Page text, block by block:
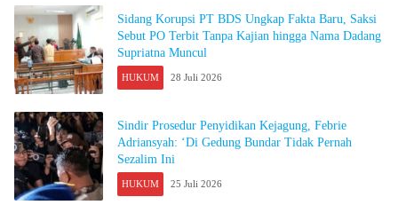
Sidang Korupsi PT BDS Ungkap Fakta Baru, Saksi
Sebut PO Terbit Tanpa Kajian hingga Nama Dadang
Supriatna Muncul
HUKUM 28 Juli 2026
Sindir Prosedur Penyidikan Kejagung, Febrie
Adriansyah: ‘Di Gedung Bundar Tidak Pernah
Sezalim Ini
HUKUM 25 Juli 2026